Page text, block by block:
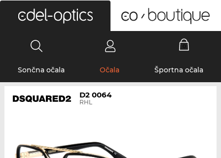
Sončna očala Očala Športna očala
D2 0064
RHL